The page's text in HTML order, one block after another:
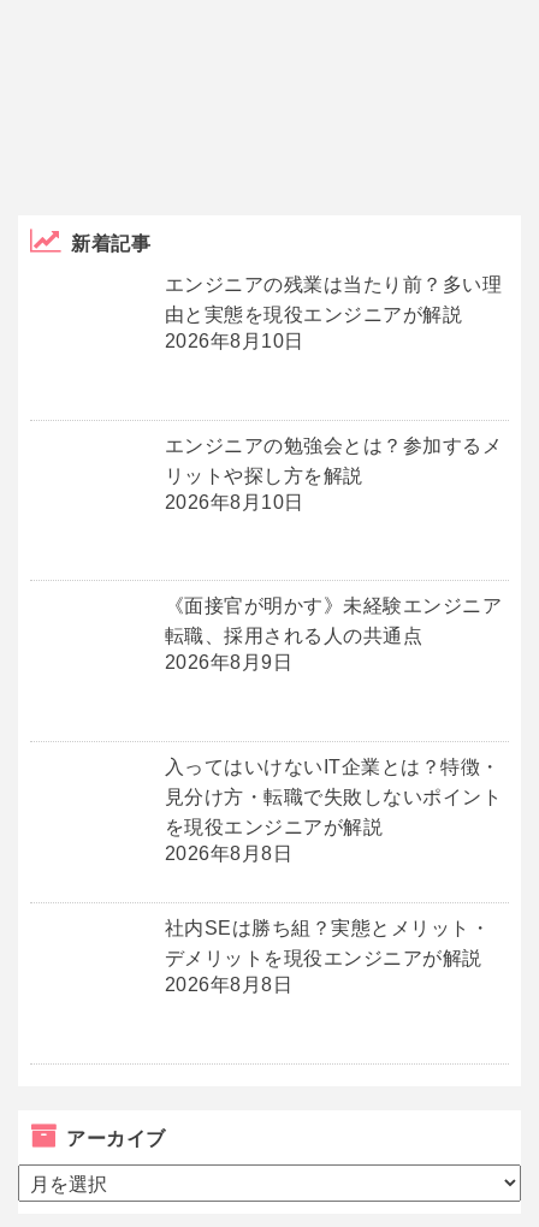
新着記事
エンジニアの残業は当たり前？多い理
由と実態を現役エンジニアが解説
2026年8月10日
エンジニアの勉強会とは？参加するメ
リットや探し方を解説
2026年8月10日
《面接官が明かす》未経験エンジニア
転職、採用される人の共通点
2026年8月9日
入ってはいけないIT企業とは？特徴・
見分け方・転職で失敗しないポイント
を現役エンジニアが解説
2026年8月8日
社内SEは勝ち組？実態とメリット・
デメリットを現役エンジニアが解説
2026年8月8日
アーカイブ
ア
ー